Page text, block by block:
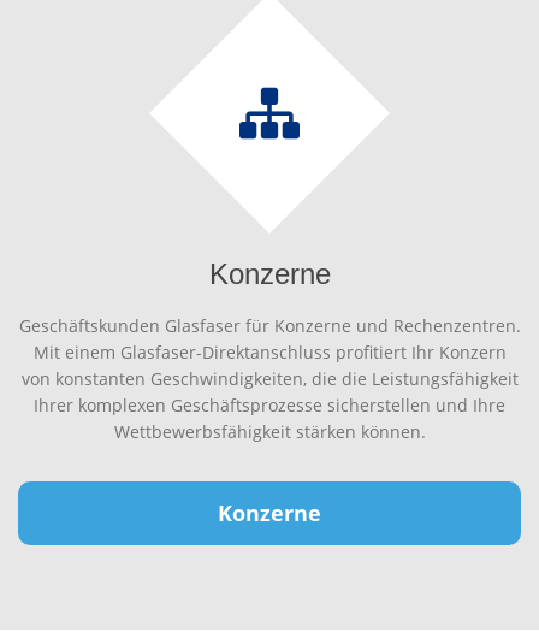
Konzerne
Geschäftskunden Glasfaser für Konzerne und Rechenzentren.
Mit einem Glasfaser-Direktanschluss profitiert Ihr Konzern
von konstanten Geschwindigkeiten, die die Leistungsfähigkeit
Ihrer komplexen Geschäftsprozesse sicherstellen und Ihre
Wettbewerbsfähigkeit stärken können.
Konzerne